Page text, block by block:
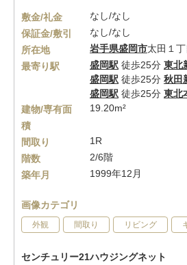
敷金/礼金
なし/なし
保証金/敷引
なし/なし
所在地
岩手県盛岡市太田１
最寄り駅
盛岡駅 徒歩25分 東北
盛岡駅 徒歩25分 秋田
盛岡駅 徒歩25分 東北
建物/専有面
積
19.20m²
間取り
1R
階数
2/6階
築年月
1999年12月
画像カテゴリ
外観 間取り リビング
センチュリー21ハウジングネット